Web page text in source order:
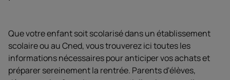
Que votre enfant soit scolarisé dans un établissement
scolaire ou au Cned, vous trouverez ici toutes les
informations nécessaires pour anticiper vos achats et
préparer sereinement la rentrée. Parents d'élèves,